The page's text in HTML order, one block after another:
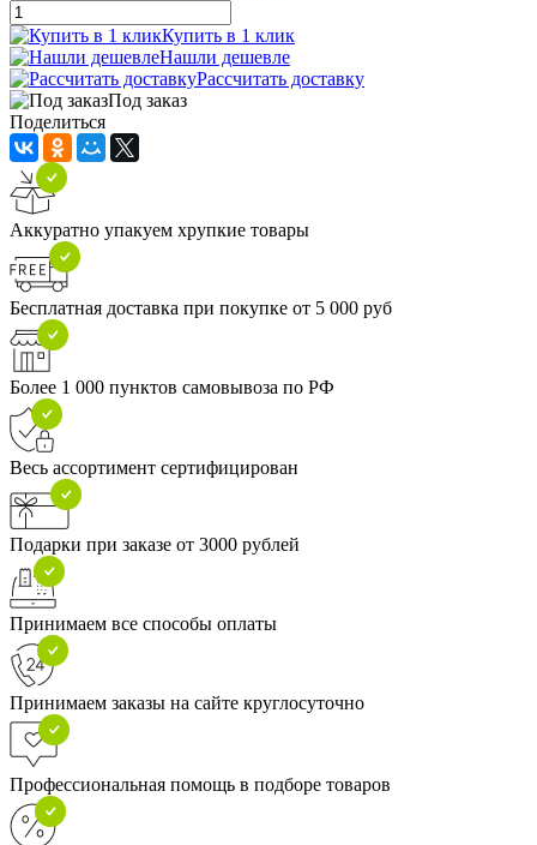
Купить в 1 клик
Нашли дешевле
Рассчитать доставку
Под заказ
Поделиться
Аккуратно упакуем хрупкие товары
Бесплатная доставка при покупке от 5 000 руб
Более 1 000 пунктов самовывоза по РФ
Весь ассортимент сертифицирован
Подарки при заказе от 3000 рублей
Принимаем все способы оплаты
Принимаем заказы на сайте круглосуточно
Профессиональная помощь в подборе товаров